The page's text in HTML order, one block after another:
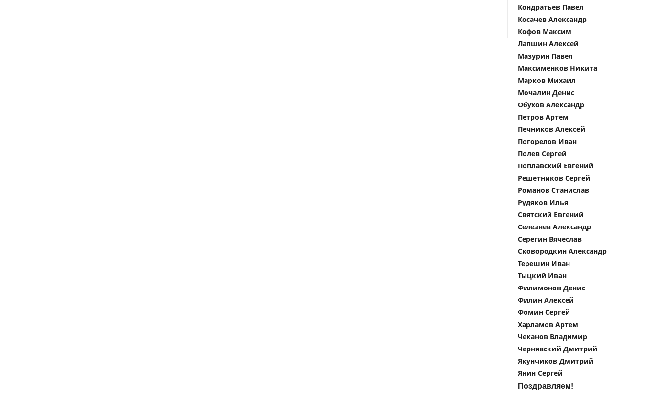
Кондратьев Павел
Косачев Александр
Кофов Максим
Лапшин Алексей
Мазурин Павел
Максименков Никита
Марков Михаил
Мочалин Денис
Обухов Александр
Петров Артем
Печников Алексей
Погорелов Иван
Полев Сергей
Поплавский Евгений
Решетников Сергей
Романов Станислав
Рудяков Илья
Святский Евгений
Селезнев Александр
Серегин Вячеслав
Сковородкин Александр
Терешин Иван
Тыцкий Иван
Филимонов Денис
Филин Алексей
Фомин Сергей
Харламов Артем
Чеканов Владимир
Чернявский Дмитрий
Якунчиков Дмитрий
Янин Сергей
Поздравляем!